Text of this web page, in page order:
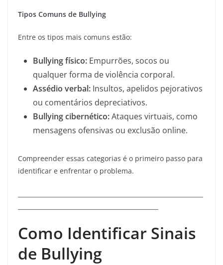
Tipos Comuns de Bullying
Entre os tipos mais comuns estão:
Bullying físico: Empurrões, socos ou
qualquer forma de violência corporal.
Assédio verbal: Insultos, apelidos pejorativos
ou comentários depreciativos.
Bullying cibernético:Ataques virtuais, como
mensagens ofensivas ou exclusão online.
Compreender essas categorias é o primeiro passo para
identificar e enfrentar o problema.
Como Identificar Sinais
de Bullying